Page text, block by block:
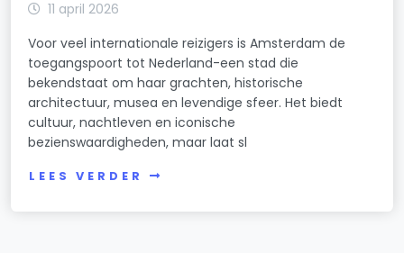
11 april 2026
Voor veel internationale reizigers is Amsterdam de
toegangspoort tot Nederland-een stad die
bekendstaat om haar grachten, historische
architectuur, musea en levendige sfeer. Het biedt
cultuur, nachtleven en iconische
bezienswaardigheden, maar laat sl
LEES VERDER